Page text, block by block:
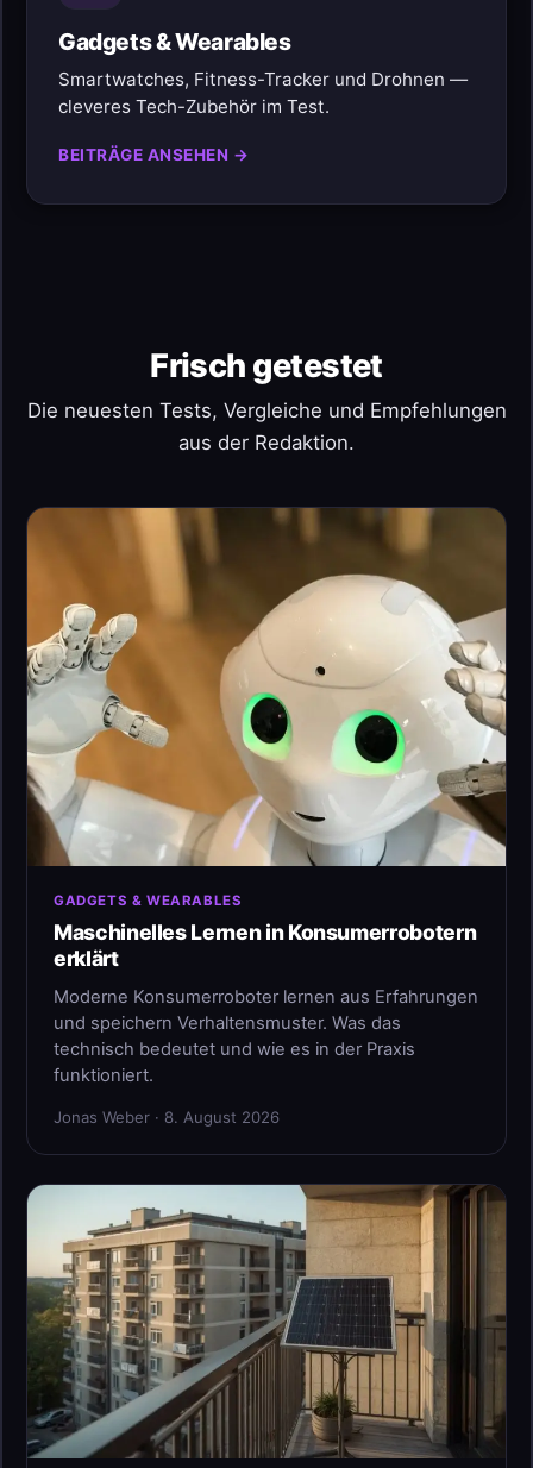
Gadgets & Wearables
Smartwatches, Fitness-Tracker und Drohnen —
cleveres Tech-Zubehör im Test.
BEITRÄGE ANSEHEN →
Frisch getestet
Die neuesten Tests, Vergleiche und Empfehlungen
aus der Redaktion.
GADGETS & WEARABLES
Maschinelles Lernen in Konsumerrobotern
erklärt
Moderne Konsumerroboter lernen aus Erfahrungen
und speichern Verhaltensmuster. Was das
technisch bedeutet und wie es in der Praxis
funktioniert.
Jonas Weber · 8. August 2026